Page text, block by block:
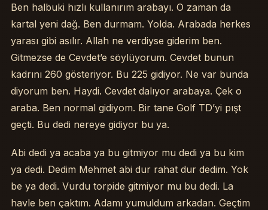
Ben halbuki hızlı kullanırım arabayı. O zaman da
kartal yeni dağ. Ben durmam. Yolda. Arabada herkes
yarası gibi asılır. Allah ne verdiyse giderim ben.
Gitmezse de Cevdet’e söylüyorum. Cevdet bunun
kadrını 260 gösteriyor. Bu 225 gidiyor. Ne var bunda
diyorum ben. Haydi. Cevdet dalıyor arabaya. Çek o
araba. Ben normal gidiyom. Bir tane Golf TD’yi pışt
geçti. Bu dedi nereye gidiyor bu ya.
Abi dedi ya acaba ya bu gitmiyor mu dedi ya bu kim
ya dedi. Dedim Mehmet abi dur rahat dur dedim. Yok
be ya dedi. Vurdu torpide gitmiyor mu bu dedi. La
havle ben çaktım. Adamı yumuldum arkadan. Geçtim